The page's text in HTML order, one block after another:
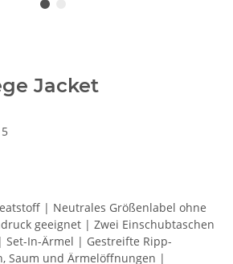
Jacket
| Neutrales Größenlabel ohne
geeignet | Zwei Einschubtaschen
In-Ärmel | Gestreifte Ripp-
Saum und Ärmelöffnungen |